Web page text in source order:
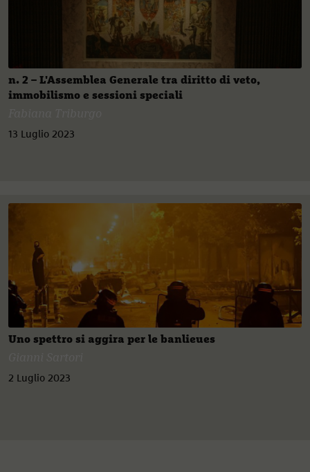
n. 2 – L'Assemblea Generale tra diritto di veto,
immobilismo e sessioni speciali
13 Luglio 2023
Uno spettro si aggira per le banlieues
2 Luglio 2023